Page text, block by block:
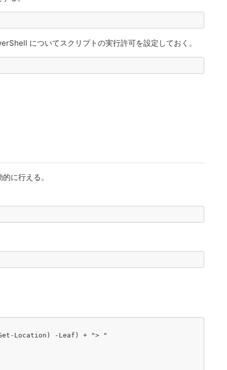
についてスクリプトの実行許可を設定しておく。
に行える。
Location) -Leaf) + "> "